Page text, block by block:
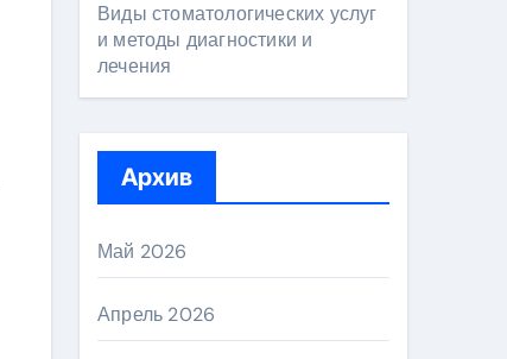
Виды стоматологических услуг
и методы диагностики и
лечения
Архив
Май 2026
Апрель 2026